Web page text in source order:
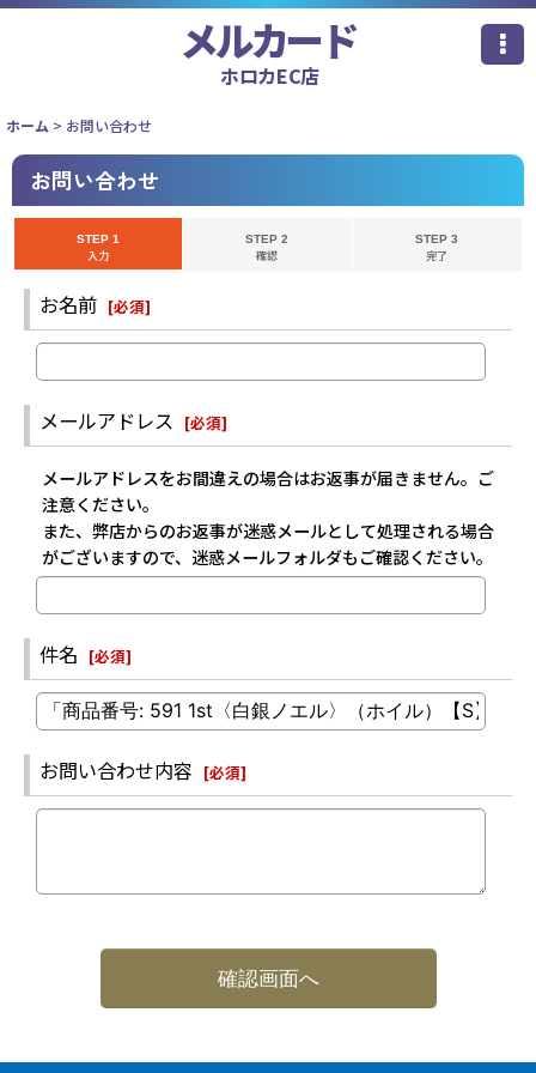
メルカード
ホロカEC店
ホーム > お問い合わせ
お問い合わせ
STEP 1
入力
STEP 2
確認
STEP 3
完了
お名前 [必須]
メールアドレス [必須]
メールアドレスをお間違えの場合はお返事が届きません。ご
注意ください。
また、弊店からのお返事が迷惑メールとして処理される場合
がございますので、迷惑メールフォルダもご確認ください。
件名 [必須]
お問い合わせ内容 [必須]
確認画面へ